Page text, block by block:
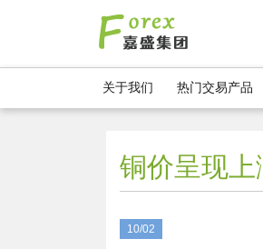
关于我们 热门交易产品
铜价呈现
10/02